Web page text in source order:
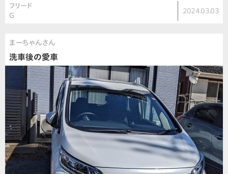
フリード
G
2024.03.03
まーちゃんさん
洗車後の愛車